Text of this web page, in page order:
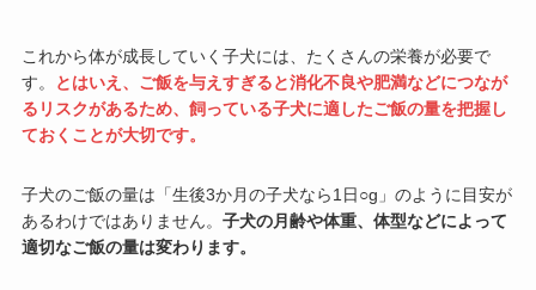
これから体が成長していく子犬には、たくさんの栄養が必要で
す。
とはいえ、ご飯を与えすぎると消化不良や肥満などにつなが
るリスクがあるため、飼っている子犬に適したご飯の量を把握し
ておくことが大切です。
子犬のご飯の量は「生後3か月の子犬なら1日○g」のように目安が
あるわけではありません。 子犬の月齢や体重、体型などによって
適切なご飯の量は変わります。